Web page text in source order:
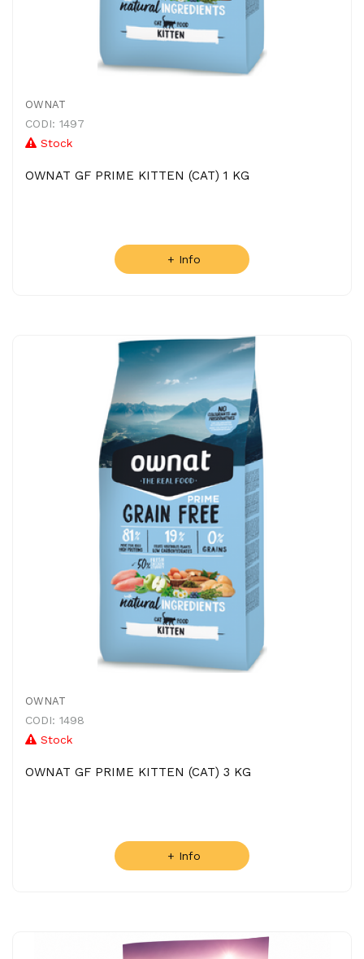
OWNAT
CODI: 1497
Stock
OWNAT GF PRIME KITTEN (CAT) 1 KG
+ Info
OWNAT
CODI: 1498
Stock
OWNAT GF PRIME KITTEN (CAT) 3 KG
+ Info